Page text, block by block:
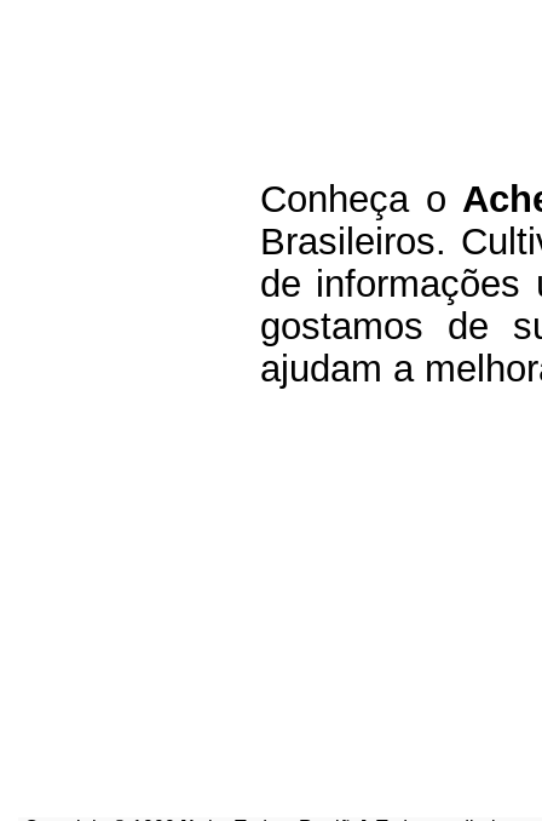
Conheçao A
Brasileiros.
de informações
gostamos de
ajudam a